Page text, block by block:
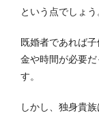
という点でしょう
既婚者であれば
金や時間が必要
す。
しかし、独身貴